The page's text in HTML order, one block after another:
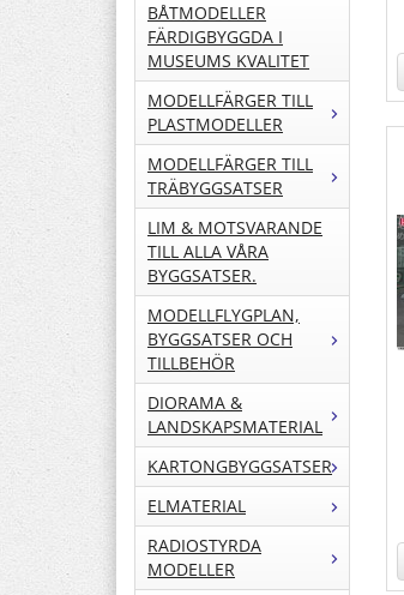
BÅTMODELLER
FÄRDIGBYGGDA I
MUSEUMS KVALITET
MODELLFÄRGER TILL
PLASTMODELLER
MODELLFÄRGER TILL
TRÄBYGGSATSER
LIM & MOTSVARANDE
TILL ALLA VÅRA
BYGGSATSER.
MODELLFLYGPLAN,
BYGGSATSER OCH
TILLBEHÖR
DIORAMA &
LANDSKAPSMATERIAL
KARTONGBYGGSATSER
ELMATERIAL
RADIOSTYRDA
MODELLER